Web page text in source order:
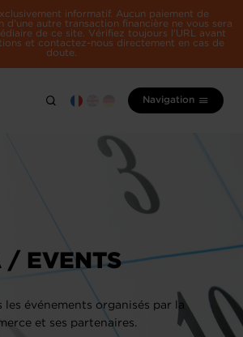
informatif. Aucun paiement de
d'une autre transaction financière ne vous sera
de ce site. Vérifiez toujours l'URL avant
et contactez-nous directement en cas de
doute.
Navigation
/ EVENTS
les événements organisés par la
et ses partenaires.